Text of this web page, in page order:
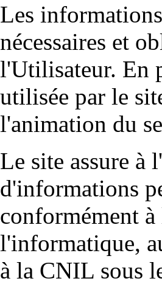
Les
nécessaires et
l'Utilisateur. En
utilisée par le
l'animation du
Le site assure à
d'informations
conformément
l'informatique,
à la CNIL sous